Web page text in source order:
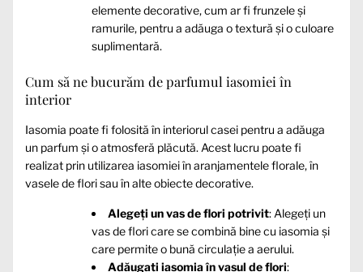
elemente decorative, cum ar fi frunzele și
ramurile, pentru a adăuga o textură și o culoare
suplimentară.
Cum să ne bucurăm de parfumul iasomiei în
interior
Iasomia poate fi folosită în interiorul casei pentru a adăuga
un parfum și o atmosferă plăcută. Acest lucru poate fi
realizat prin utilizarea iasomiei în aranjamentele florale, în
vasele de flori sau în alte obiecte decorative.
Alegeți un vas de flori potrivit: Alegeți un
vas de flori care se combină bine cu iasomia și
care permite o bună circulație a aerului.
Adăugați iasomia în vasul de flori: